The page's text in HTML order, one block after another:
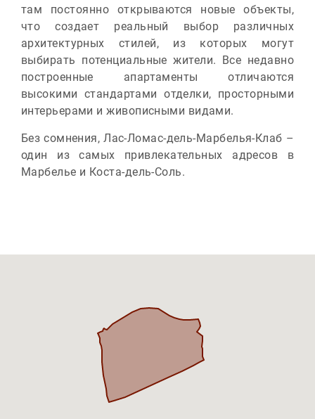
там постоянно открываются новые объекты,
что создает реальный выбор различных
архитектурных стилей, из которых могут
выбирать потенциальные жители. Все недавно
построенные апартаменты отличаются
высокими стандартами отделки, просторными
интерьерами и живописными видами.
Без сомнения, Лас-Ломас-дель-Марбелья-Клаб –
один из самых привлекательных адресов в
Марбелье и Коста-дель-Соль.